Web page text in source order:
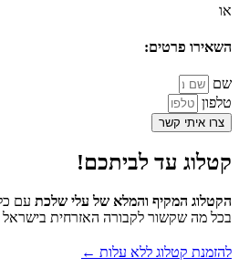
או
השאירו פרטים:
שם
טלפון
צרו איתי קשר
קטלוג עד לביתכם!
הקטלוג המקיף והמלא של עלי שלכת עם
בכל מה שקשור לקבורה האזרחית בישראל
להזמנת קטלוג ללא עלות ←